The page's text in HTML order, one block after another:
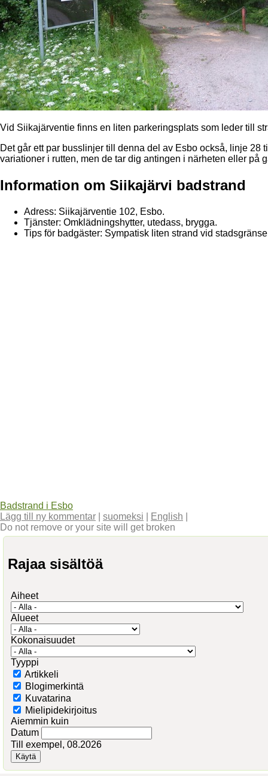
Vid Siikajärventie finns en liten parkeringsplats som leder till
Det går ett par busslinjer till denna del av Esbo också, linje
variationer i rutten, men de tar dig antingen i närheten eller på
Information om Siikajärvi badstrand
Adress: Siikajärventie 102, Esbo.
Tjänster: Omklädningshytter, utedass, brygga.
Tips för badgäster: Sympatisk liten strand vid
Badstrand i Esbo
Lägg till ny kommentar
suomeksi English
Do not remove or your site will get broken
Rajaa sisältöä
Aiheet
Alueet
Kokonaisuudet
Tyyppi
Artikkeli
Blogimerkintä
Kuvatarina
Mielipidekirjoitus
Aiemmin kuin
Datum
Till exempel, 08.2026